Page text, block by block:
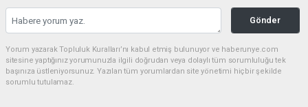
Gönder
Yorum yazarak Topluluk Kuralları’nı kabul etmiş bulunuyor ve haberunye.com
sitesine yaptığınız yorumunuzla ilgili doğrudan veya dolaylı tüm sorumluluğu tek
başınıza üstleniyorsunuz. Yazılan tüm yorumlardan site yönetimi hiçbir şekilde
sorumlu tutulamaz.